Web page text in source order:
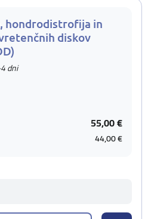
hondrodistrofija in
diskov
dni
55,00 €
44,00 €